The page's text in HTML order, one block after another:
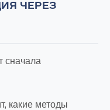
ЧЕРЕЗ
сначала
какие методы